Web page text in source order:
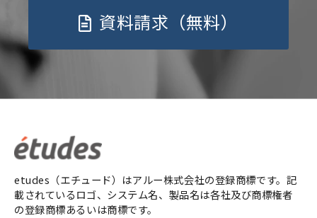
資料請求（無料）
etudes（エチュード）はアルー株式会社の登録商標です。記
載されているロゴ、システム名、製品名は各社及び商標権者
の登録商標あるいは商標です。